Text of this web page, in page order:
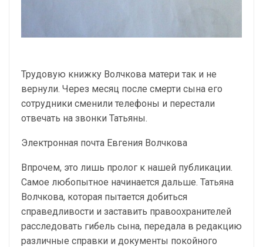
Трудовую книжку Волчкова матери так и не
вернули. Через месяц после смерти сына его
сотрудники сменили телефоны и перестали
отвечать на звонки Татьяны.
Электронная почта Евгения Волчкова
Впрочем, это лишь пролог к нашей публикации.
Самое любопытное начинается дальше. Татьяна
Волчкова, которая пытается добиться
справедливости и заставить правоохранителей
расследовать гибель сына, передала в редакцию
различные справки и документы покойного